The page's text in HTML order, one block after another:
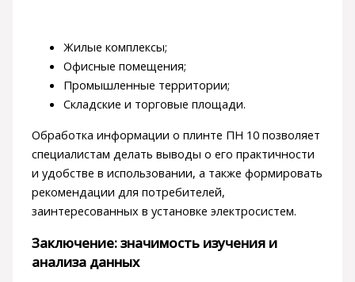
Жилые комплексы;
Офисные помещения;
Промышленные территории;
Складские и торговые площади.
Обработка информации о плинте ПН 10 позволяет
специалистам делать выводы о его практичности
и удобстве в использовании, а также формировать
рекомендации для потребителей,
заинтересованных в установке электросистем.
Заключение: значимость изучения и
анализа данных